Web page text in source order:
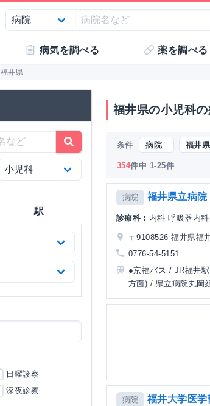
病気を調べる 薬を調べる
福井県
駅
日曜診察
深夜診察
福井県の小児科
条件 病院 福井
354件中 1-25件
病院 福井県立病院
診療科： 内科 呼吸器内
〒9108526 福井県福
0776-54-5151
●京福バス / JR福井
方面) / 県立病院丸岡
病院 福井大学医